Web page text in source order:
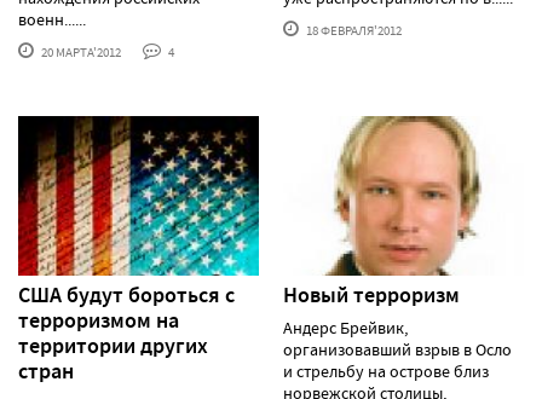
военн......
20 МАРТА'2012 4
18 ФЕВРАЛЯ'2012
США будут бороться с
терроризмом на
территории других
стран
Новый терроризм
Андерс Брейвик,
организовавший взрыв в Осло
и стрельбу на острове близ
норвежской столицы,